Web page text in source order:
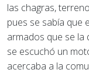
las chagras,
pues se sabía que
armados que se la
se escuchó un
acercaba a la